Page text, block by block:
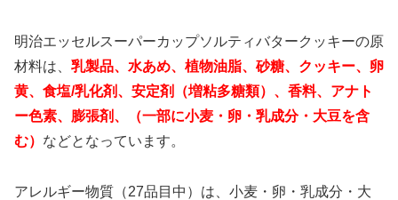
明治エッセルスーパーカップソルティバタークッキーの原
材料は、 乳製品、水あめ、植物油脂、砂糖、クッキー、卵
黄、食塩/乳化剤、安定剤（増粘多糖類）、香料、アナト
ー色素、膨張剤、（一部に小麦・卵・乳成分・大豆を含
む） などとなっています。
アレルギー物質（27品目中）は、小麦・卵・乳成分・大